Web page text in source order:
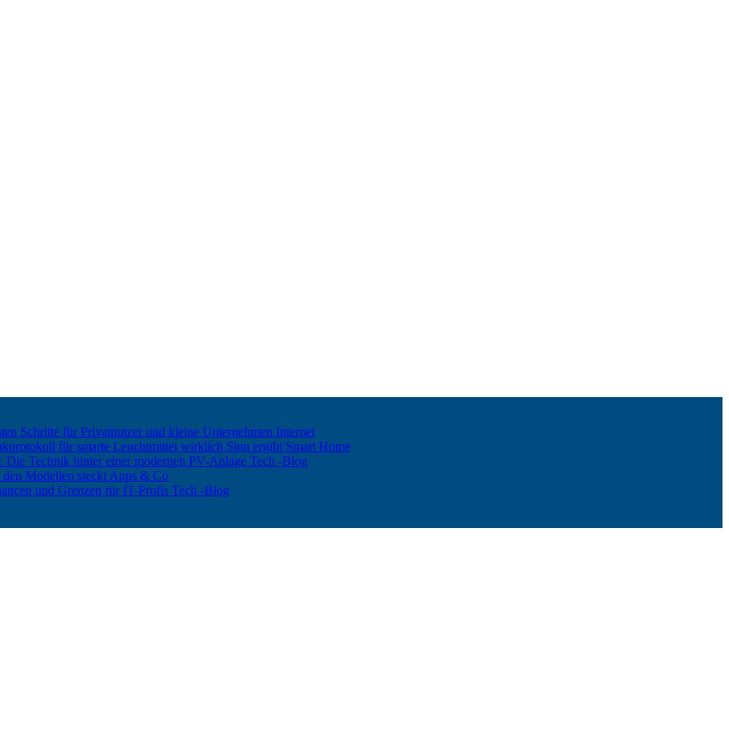
Schritte für Privatnutzer und kleine Unternehmen Internet
für smarte Leuchtmittel wirklich Sinn ergibt Smart Home
Die Technik hinter einer modernen PV-Anlage Tech -Blog
Modellen steckt Apps & Co
und Grenzen für IT-Profis Tech -Blog